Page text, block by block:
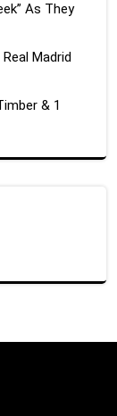
As They
Madrid
& 1